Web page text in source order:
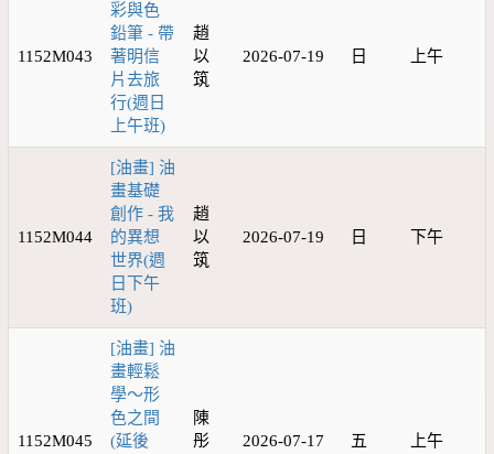
1152M043
彩與色
鉛筆 - 帶
著明信
片去旅
行(週日
上午班)
趙
以
筑
2026-07-19 日 上午
1152M044
[油畫] 油
畫基礎
創作 - 我
的異想
世界(週
日下午
班)
趙
以
筑
2026-07-19 日 下午
1152M045
[油畫] 油
畫輕鬆
學～形
色之間
(延後
陳
彤
2026-07-17 五 上午